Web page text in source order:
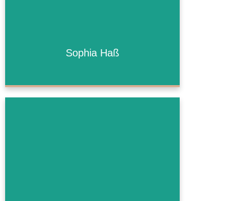
Sophia Haß
Mehr Informationen